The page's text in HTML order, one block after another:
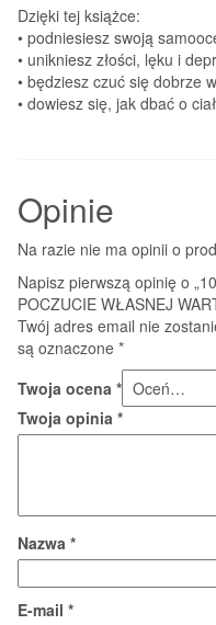
Dzięki tej książce:
• podniesiesz swoją
• unikniesz złości, lęku i
• będziesz czuć się dobrze
• dowiesz się, jak dbać o
Opinie
Na razie nie ma opinii o
Napisz pierwszą opinię o
POCZUCIE WŁASNEJ
Twój adres email nie
są oznaczone *
Twoja ocena *
Twoja opinia *
Nazwa *
E-mail *